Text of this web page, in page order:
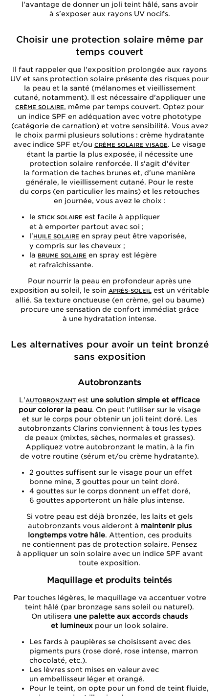
l'avantage de donner un joli teint hâlé, sans avoir
à s'exposer aux rayons UV nocifs.
Choisir une protection solaire même par
temps couvert
Il faut rappeler que l'exposition prolongée aux rayons
UV et sans protection solaire présente des risques pour
la peau et la santé (mélanomes et vieillissement
cutané, notamment). Il est nécessaire d'appliquer une
CRÈME SOLAIRE, même par temps couvert. Optez pour
un indice SPF en adéquation avec votre phototype
(catégorie de carnation) et votre sensibilité. Vous avez
le choix parmi plusieurs solutions : crème hydratante
avec indice SPF et/ou CRÈME SOLAIRE VISAGE. Le visage
étant la partie la plus exposée, il nécessite une
protection solaire renforcée. Il s'agit d'éviter
la formation de taches brunes et, d'une manière
générale, le vieillissement cutané. Pour le reste
du corps (en particulier les mains) et les retouches
en journée, vous avez le choix :
le STICK SOLAIRE est facile à appliquer
et à emporter partout avec soi ;
l'HUILE SOLAIRE en spray peut être vaporisée,
y compris sur les cheveux ;
la BRUME SOLAIRE en spray est légère
et rafraîchissante.
Pour nourrir la peau en profondeur après une
exposition au soleil, le soin APRÈS-SOLEILest un véritable
allié. Sa texture onctueuse (en crème, gel ou baume)
procure une sensation de confort immédiat grâce
à une hydratation intense.
Les alternatives pour avoir un teint bronzé
sans exposition
Autobronzants
L'AUTOBRONZANT est une solution simple et efficace
pour colorer la peau. On peut l'utiliser sur le visage
et sur le corps pour obtenir un joli teint doré. Les
autobronzants Clarins conviennent à tous les types
de peaux (mixtes, sèches, normales et grasses).
Appliquez votre autobronzant le matin, à la fin
de votre routine (sérum et/ou crème hydratante).
2 gouttes suffisent sur le visage pour un effet
bonne mine, 3 gouttes pour un teint doré.
4 gouttes sur le corps donnent un effet doré,
6 gouttes apporteront un hâle plus intense.
Si votre peau est déjà bronzée, les laits et gels
autobronzants vous aideront à maintenir plus
longtemps votre hâle. Attention, ces produits
ne contiennent pas de protection solaire. Pensez
à appliquer un soin solaire avec un indice SPF avant
toute exposition.
Maquillage et produits teintés
Par touches légères, le maquillage va accentuer votre
teint hâlé (par bronzage sans soleil ou naturel).
On utilisera une palette aux accords chauds
et lumineux pour un look solaire.
Les fards à paupières se choisissent avec des
pigments purs (rose doré, rose intense, marron
chocolaté, etc.).
Les lèvres sont mises en valeur avec
un embellisseur léger et orangé.
Pour le teint, on opte pour un fond de teint fluide,